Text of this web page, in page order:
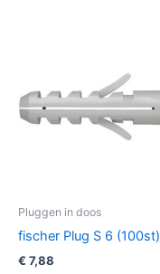
Pluggen in doos
fischer Plug S 6 (100st)
€ 7,88